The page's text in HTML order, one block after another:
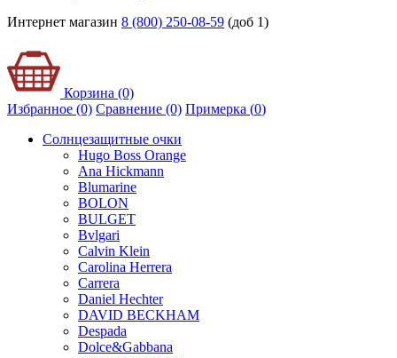
Интернет магазин 8 (800) 250-08-59 (доб 1)
Корзина (0)
Избранное (0) Сравнение (0) Примерка (0)
Солнцезащитные очки
Hugo Boss Orange
Ana Hickmann
Blumarine
BOLON
BULGET
Bvlgari
Calvin Klein
Carolina Herrera
Carrera
Daniel Hechter
DAVID BECKHAM
Despada
Dolce&Gabbana